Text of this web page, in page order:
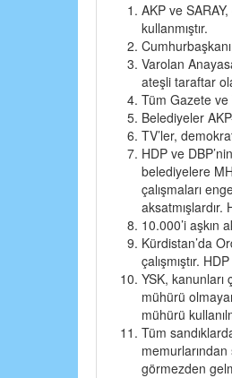
AKP ve
kullanmıştır.
Varolan
ateşli taraftar
Tüm Gazete ve
Belediyeler
TV’ler,
HDP ve
belediyelere
çalışmaları
10.000’i aşkın
Kürdistan’da
çalışmıştır.
YSK,
mühürü
mühürü
Tüm
memurlarından
görmezden